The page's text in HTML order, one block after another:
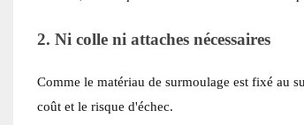
2. Ni colle ni attaches nécessaires
Comme le matériau de surmoulage est fixé au
coût et le risque d'échec.